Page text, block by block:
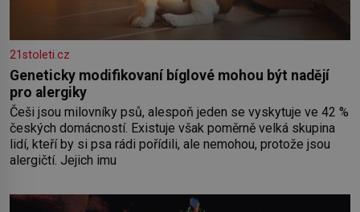
21stoleti.cz
Geneticky modifikovaní bíglové mohou být nadějí
pro alergiky
Češi jsou milovníky psů, alespoň jeden se vyskytuje ve 42 %
českých domácností. Existuje však poměrně velká skupina
lidí, kteří by si psa rádi pořídili, ale nemohou, protože jsou
alergičtí. Jejich imu